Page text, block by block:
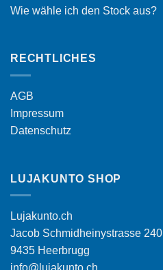
Wie wähle ich den Stock aus?
RECHTLICHES
AGB
Impressum
Datenschutz
LUJAKUNTO SHOP
Lujakunto.ch
Jacob Schmidheinystrasse 240
9435 Heerbrugg